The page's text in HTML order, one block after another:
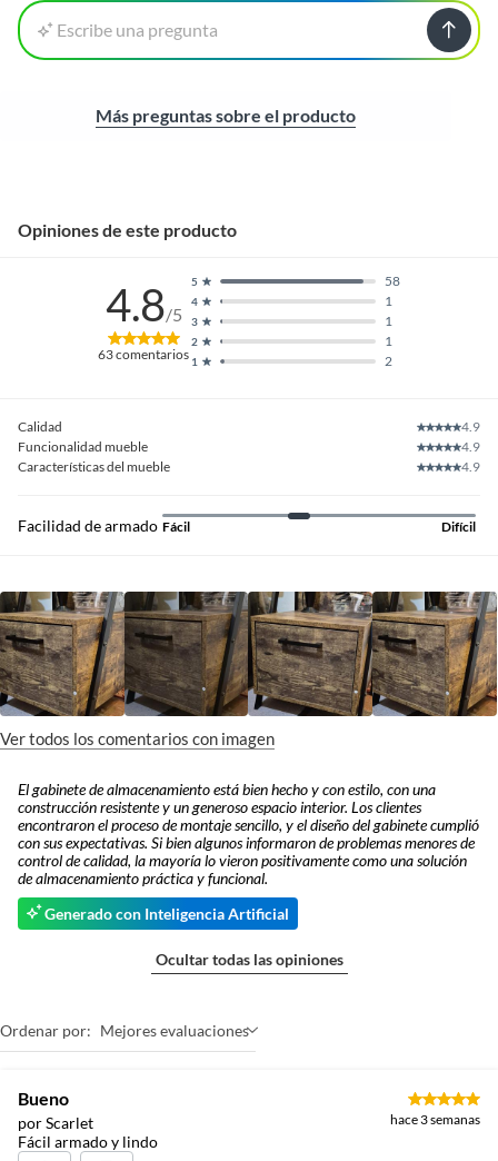
Escribe una pregunta
Más preguntas sobre el producto
Opiniones de este producto
4.8/5
63comentarios 1 2
2 1
3 1
4 1
5 58
Calidad
4.9
Funcionalidad mueble
4.9
Características del mueble
4.9
Facilidad de armado Fácil Difícil
Ver todos los comentarios con imagen
El gabinete de almacenamiento está bien hecho y con estilo, con una
construcción resistente y un generoso espacio interior. Los clientes
encontraron el proceso de montaje sencillo, y el diseño del gabinete cumplió
con sus expectativas. Si bien algunos informaron de problemas menores de
control de calidad, la mayoría lo vieron positivamente como una solución
de almacenamiento práctica y funcional.
Generado con Inteligencia Artificial
Ocultar todas las opiniones
Ordenar por: Mejores evaluaciones
Bueno
por Scarlet hace 3 semanas
Fácil armado y lindo